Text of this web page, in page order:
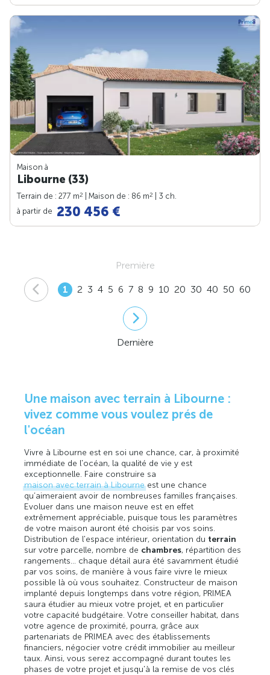
Maison à
Libourne (33)
Terrain de : 277 m2 | Maison de : 86 m2
| 3 ch.
à partir de 230 456 €
Première
1 2 3 4 5 6 7 8 9 10 20 30 40 50 60
Dernière
Une maison avec terrain à Libourne :
vivez comme vous voulez prés de
l'océan
Vivre à Libourne est en soi une chance, car, à proximité
immédiate de l'océan, la qualité de vie y est
exceptionnelle. Faire construire sa
maison avec terrain à Libourneest une chance
qu’aimeraient avoir de nombreuses familles françaises.
Evoluer dans une maison neuve est en effet
extrêmement appréciable, puisque tous les paramètres
de votre maison auront été choisis par vos soins.
Distribution de l'espace intérieur, orientation du terrain
sur votre parcelle, nombre de chambres, répartition des
rangements… chaque détail aura été savamment étudié
par vos soins, de manière à vous faire vivre le mieux
possible là où vous souhaitez. Constructeur de maison
implanté depuis longtemps dans votre région, PRIMEA
saura étudier au mieux votre projet, et en particulier
votre capacité budgétaire. Votre conseiller habitat, dans
votre agence de proximité, pourra, grâce aux
partenariats de PRIMEA avec des établissements
financiers, négocier votre crédit immobilier au meilleur
taux. Ainsi, vous serez accompagné durant toutes les
phases de votre projet et jusqu'à la remise de vos clés